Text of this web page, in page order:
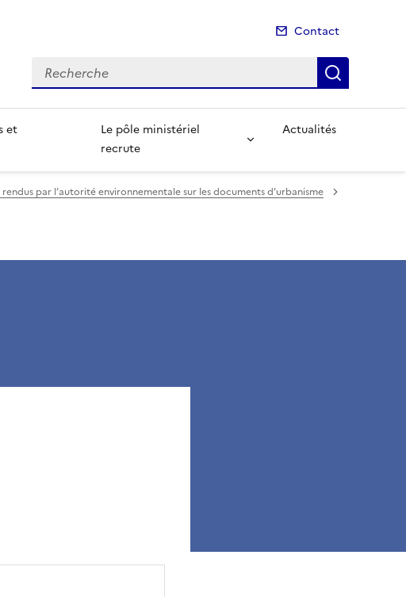
Contact
Recherche
et
Le pôle ministériel
recrute
Actualités
rendus par l’autorité environnementale sur les documents d’urbanisme